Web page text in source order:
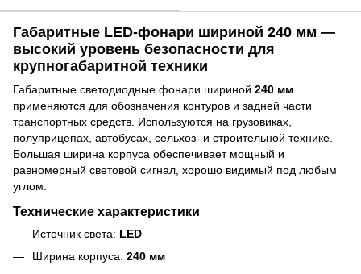
Габаритные LED-фонари шириной 240 мм —
высокий уровень безопасности для
крупногабаритной техники
Габаритные светодиодные фонари шириной 240 мм
применяются для обозначения контуров и задней части
транспортных средств. Используются на грузовиках,
полуприцепах, автобусах, сельхоз- и строительной технике.
Большая ширина корпуса обеспечивает мощный и
равномерный световой сигнал, хорошо видимый под любым
углом.
Технические характеристики
Источник света: LED
Ширина корпуса: 240 мм